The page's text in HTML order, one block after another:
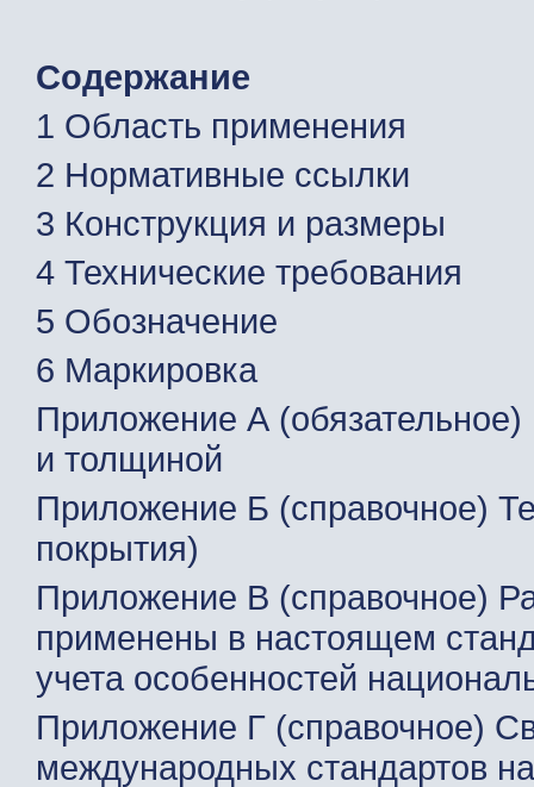
Содержание
1 Область применения
2 Нормативные ссылки
3 Конструкция и размеры
4 Технические требования
5 Обозначение
6 Маркировка
Приложение А
и толщиной
Приложение Б (справочное)
покрытия)
Приложение В (справочное)
применены в настоящем
учета особенностей
Приложение Г (справочное)
международных стандартов